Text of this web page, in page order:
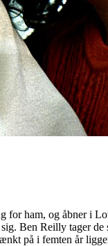
ham, og åbner i
Ben Reilly tager de
på i femten år